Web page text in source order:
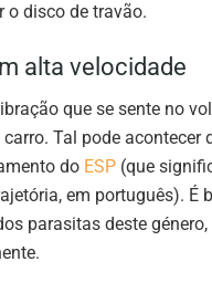
o disco de travão.
alta velocidade
que se sente no
Tal pode acontecer
do ESP (que
em português). É
parasitas deste género,